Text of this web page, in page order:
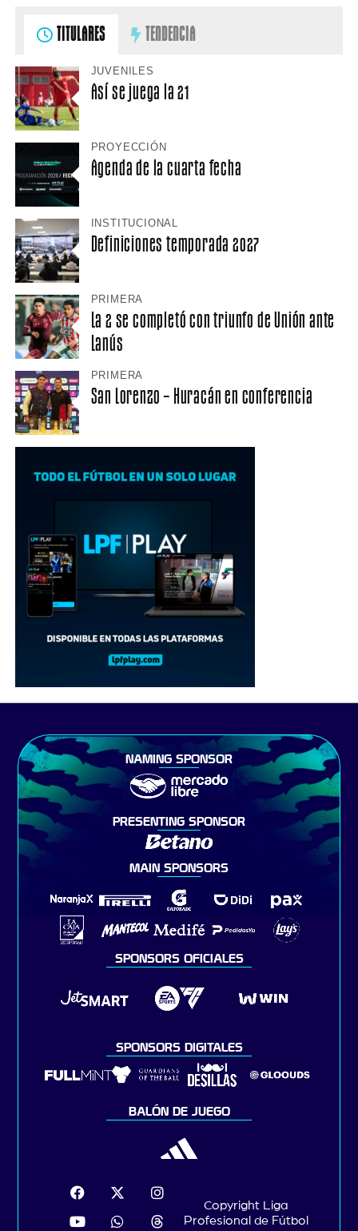
TITULARES TENDENCIA
JUVENILES
Así se juega la 21
PROYECCIÓN
Agenda de la cuarta fecha
INSTITUCIONAL
Definiciones temporada 2027
PRIMERA
La 2 se completó con triunfo de Unión ante
Lanús
PRIMERA
San Lorenzo – Huracán en conferencia
NAMING SPONSOR
PRESENTING SPONSOR
MAIN SPONSORS
SPONSORS OFICIALES
SPONSORS DIGITALES
BALÓN DE JUEGO
Copyright Liga
Profesional de Fútbol